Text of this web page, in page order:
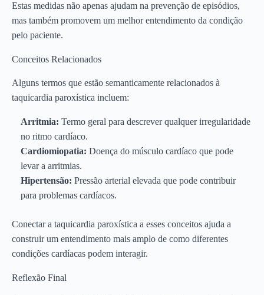
Estas medidas não apenas ajudam na prevenção de episódios,
mas também promovem um melhor entendimento da condição
pelo paciente.
Conceitos Relacionados
Alguns termos que estão semanticamente relacionados à
taquicardia paroxística incluem:
Arritmia: Termo geral para descrever qualquer irregularidade
no ritmo cardíaco.
Cardiomiopatia: Doença do músculo cardíaco que pode
levar a arritmias.
Hipertensão: Pressão arterial elevada que pode contribuir
para problemas cardíacos.
Conectar a taquicardia paroxística a esses conceitos ajuda a
construir um entendimento mais amplo de como diferentes
condições cardíacas podem interagir.
Reflexão Final